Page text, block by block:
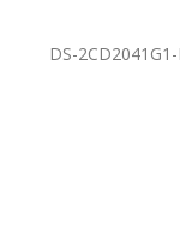
DS-